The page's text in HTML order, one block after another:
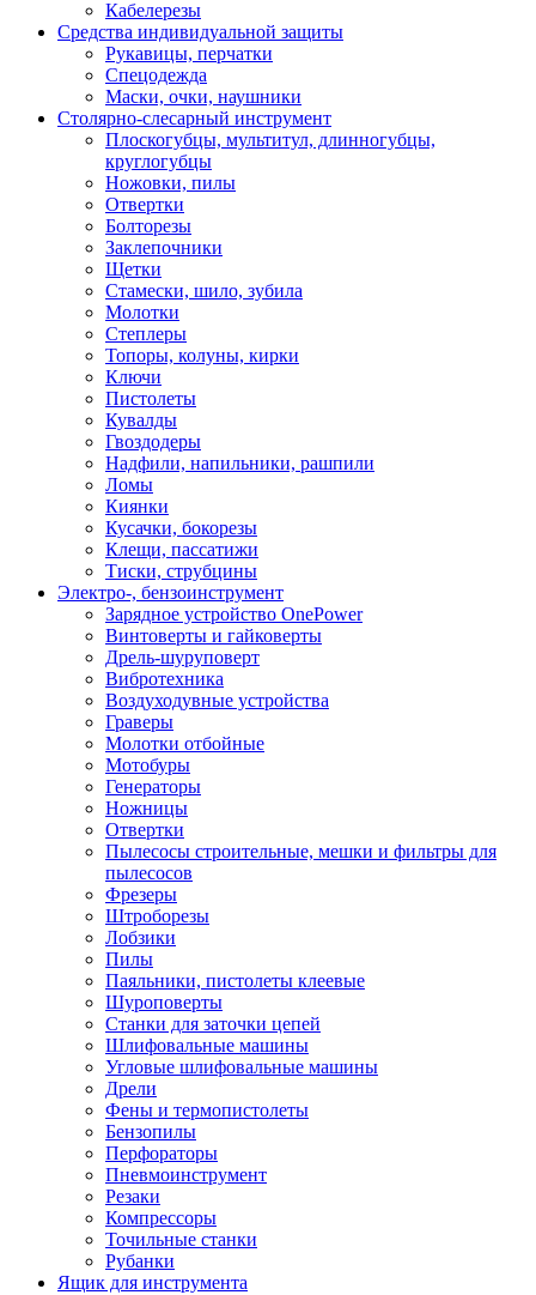
Кабелерезы
Средства индивидуальной защиты
Рукавицы, перчатки
Спецодежда
Маски, очки, наушники
Столярно-слесарный инструмент
Плоскогубцы, мультитул, длинногубцы,
круглогубцы
Ножовки, пилы
Отвертки
Болторезы
Заклепочники
Щетки
Стамески, шило, зубила
Молотки
Степлеры
Топоры, колуны, кирки
Ключи
Пистолеты
Кувалды
Гвоздодеры
Надфили, напильники, рашпили
Ломы
Киянки
Кусачки, бокорезы
Клещи, пассатижи
Тиски, струбцины
Электро-, бензоинструмент
Зарядное устройство OnePower
Винтоверты и гайковерты
Дрель-шуруповерт
Вибротехника
Воздуходувные устройства
Граверы
Молотки отбойные
Мотобуры
Генераторы
Ножницы
Отвертки
Пылесосы строительные, мешки и фильтры для
пылесосов
Фрезеры
Штроборезы
Лобзики
Пилы
Паяльники, пистолеты клеевые
Шуроповерты
Станки для заточки цепей
Шлифовальные машины
Угловые шлифовальные машины
Дрели
Фены и термопистолеты
Бензопилы
Перфораторы
Пневмоинструмент
Резаки
Компрессоры
Точильные станки
Рубанки
Ящик для инструмента